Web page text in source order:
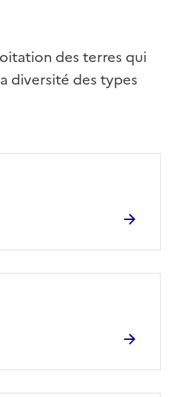
des terres qui
diversité des types